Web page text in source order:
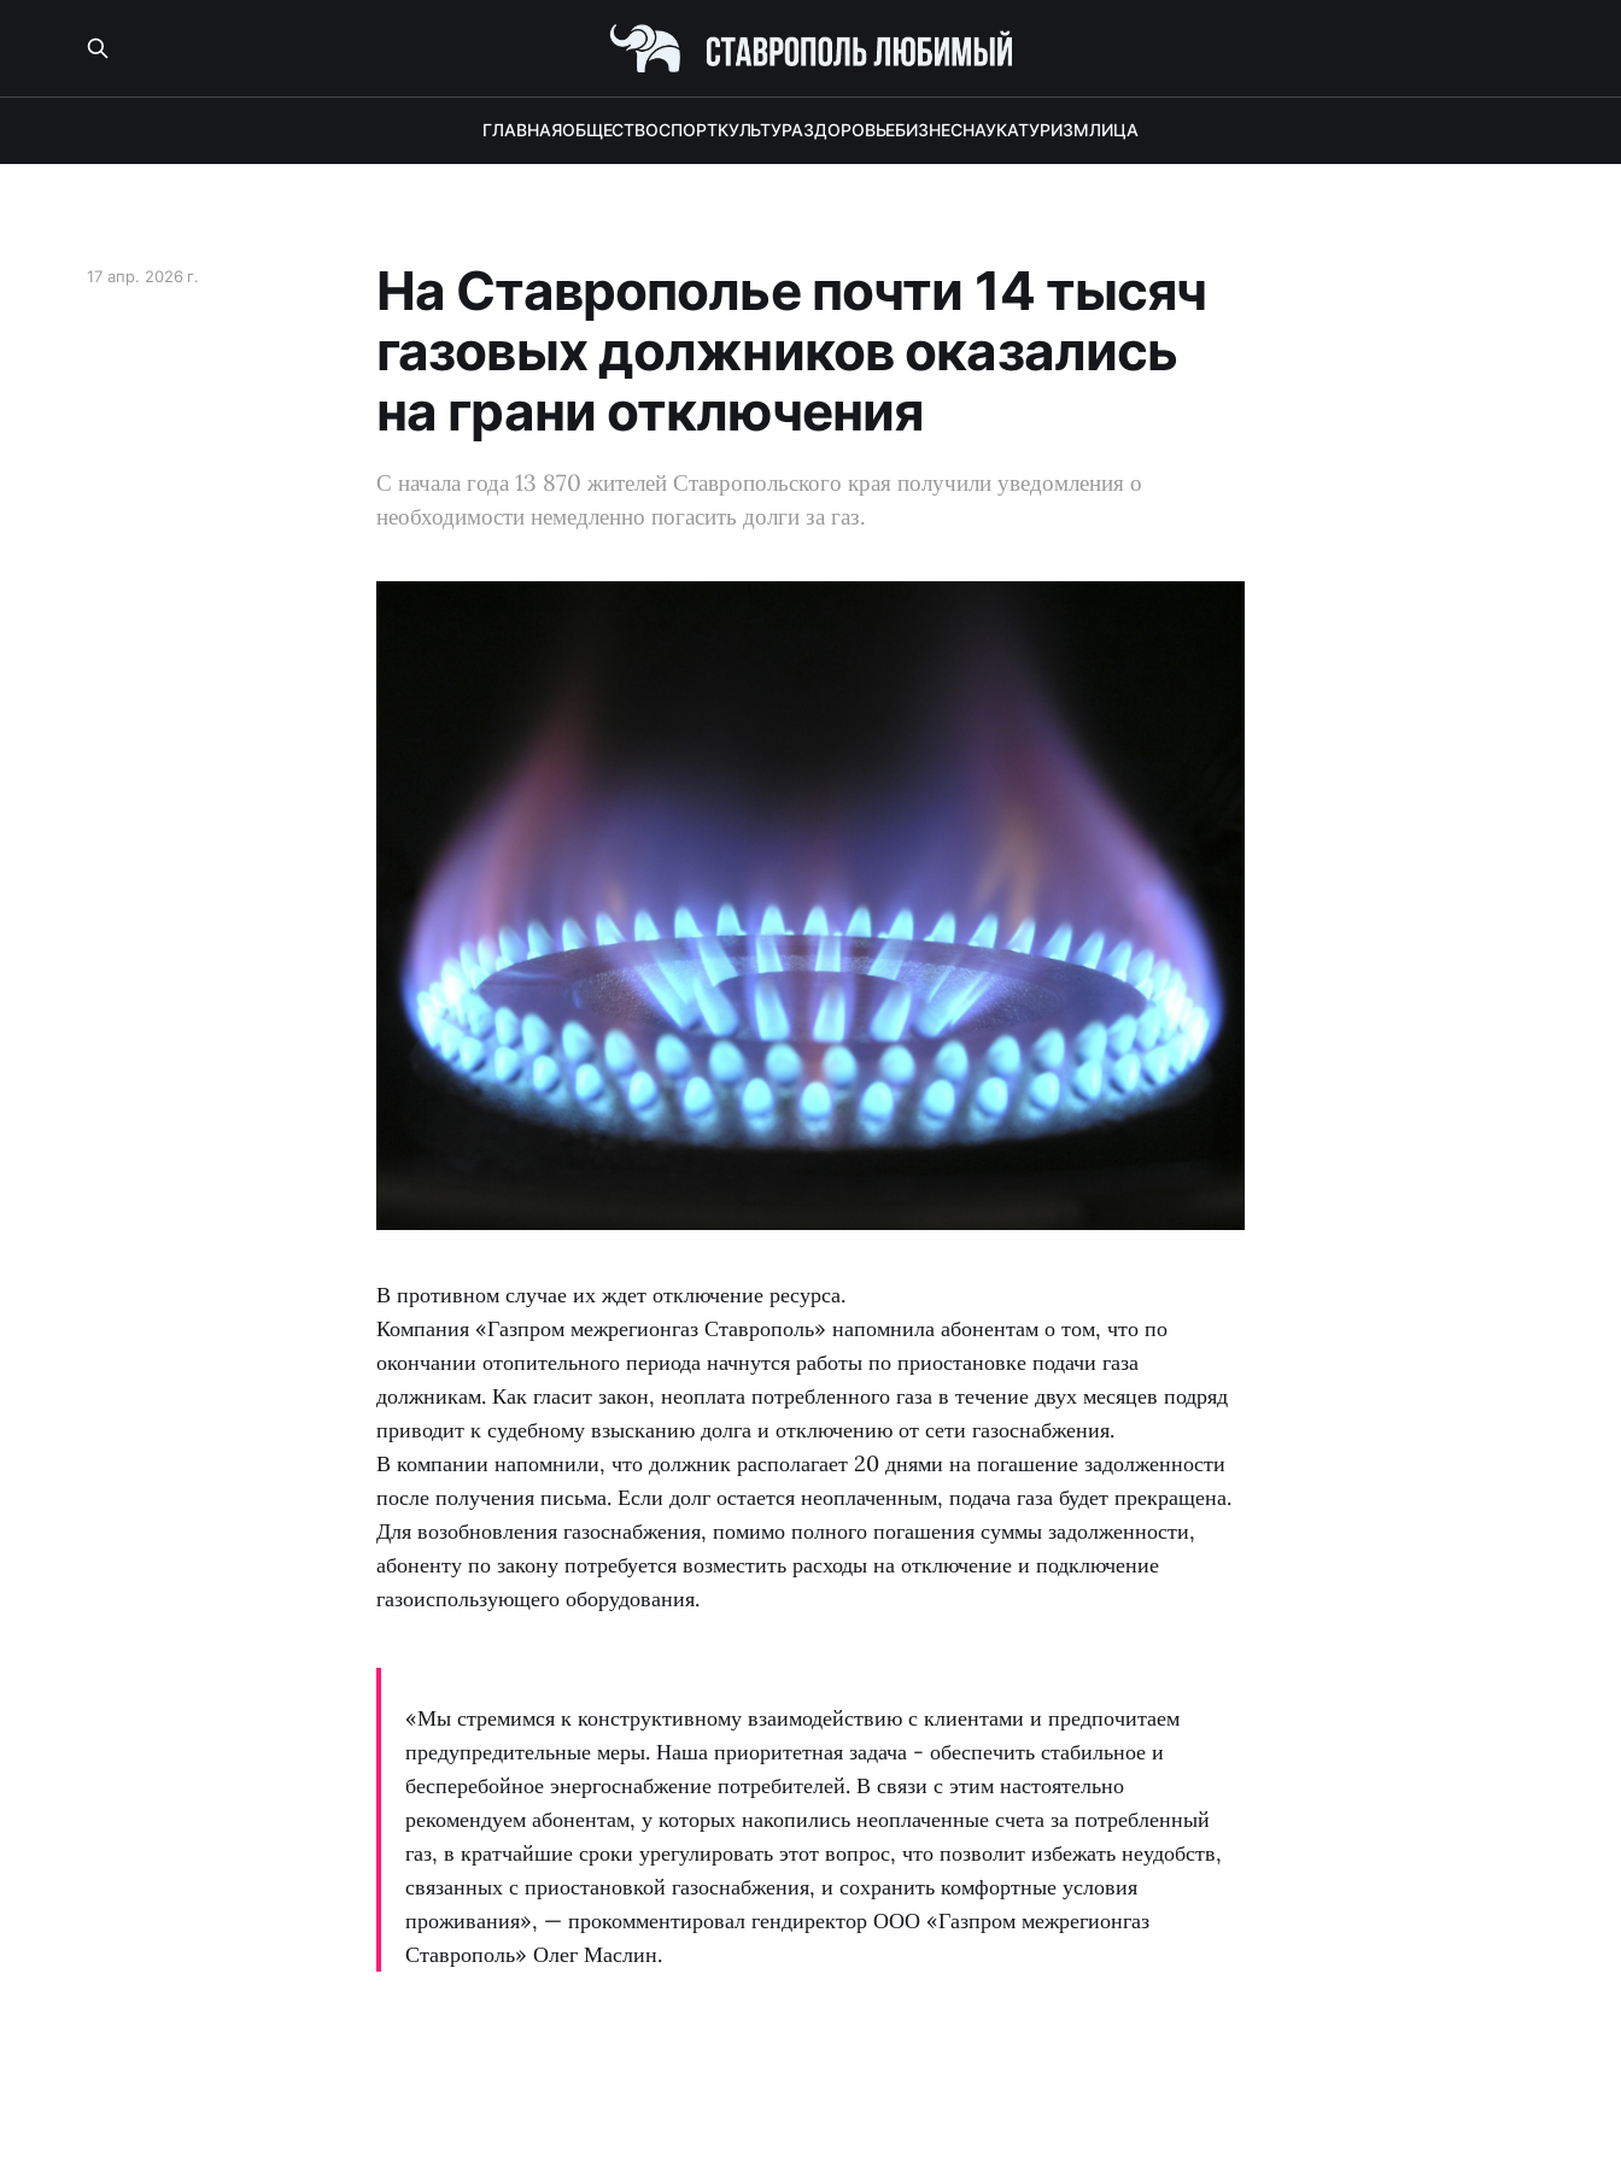
ГЛАВНАЯОБЩЕСТВОСПОРТКУЛЬТУРАЗДОРОВЬЕБИЗНЕСНАУКАТУРИЗМЛИЦА
На Ставрополье почти 14 тысяч
газовых должников оказались
на грани отключения
17 апр. 2026 г.
С начала года 13 870 жителей Ставропольского края получили уведомления о
необходимости немедленно погасить долги за газ.
В противном случае их ждет отключение ресурса.
Компания «Газпром межрегионгаз Ставрополь» напомнила абонентам о том, что по
окончании отопительного периода начнутся работы по приостановке подачи газа
должникам. Как гласит закон, неоплата потребленного газа в течение двух месяцев подряд
приводит к судебному взысканию долга и отключению от сети газоснабжения.
В компании напомнили, что должник располагает 20 днями на погашение задолженности
после получения письма. Если долг остается неоплаченным, подача газа будет прекращена.
Для возобновления газоснабжения, помимо полного погашения суммы задолженности,
абоненту по закону потребуется возместить расходы на отключение и подключение
газоиспользующего оборудования.
«Мы стремимся к конструктивному взаимодействию с клиентами и предпочитаем
предупредительные меры. Наша приоритетная задача - обеспечить стабильное и
бесперебойное энергоснабжение потребителей. В связи с этим настоятельно
рекомендуем абонентам, у которых накопились неоплаченные счета за потребленный
газ, в кратчайшие сроки урегулировать этот вопрос, что позволит избежать неудобств,
связанных с приостановкой газоснабжения, и сохранить комфортные условия
проживания», — прокомментировал гендиректор ООО «Газпром межрегионгаз
Ставрополь» Олег Маслин.